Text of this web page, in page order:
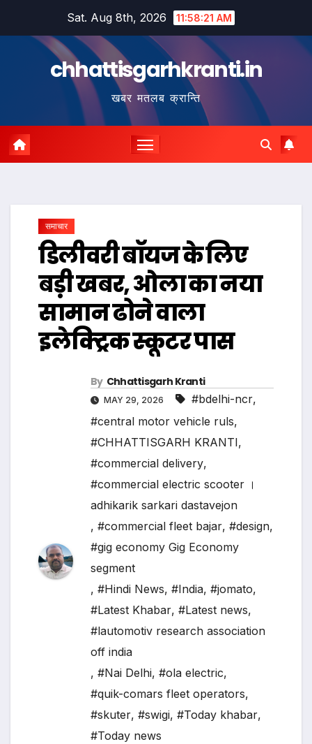
Sat. Aug 8th, 2026 11:58:22 AM
chhattisgarhkranti.in
खबर मतलब क्रान्ति
समाचार
डिलीवरी बॉयज के लिए
बड़ी खबर, ओला का नया
सामान ढोने वाला
इलेक्ट्रिक स्कूटर पास
By Chhattisgarh Kranti
MAY 29, 2026 #bdelhi-ncr,
#central motor vehicle ruls,
#CHHATTISGARH KRANTI,
#commercial delivery,
#commercial electric scooter ।
adhikarik sarkari dastavejon
, #commercial fleet bajar, #design,
#gig economy Gig Economy
segment
, #Hindi News, #India, #jomato,
#Latest Khabar, #Latest news,
#lautomotiv research association
off india
, #Nai Delhi, #ola electric,
#quik-comars fleet operators,
#skuter, #swigi, #Today khabar,
#Today news